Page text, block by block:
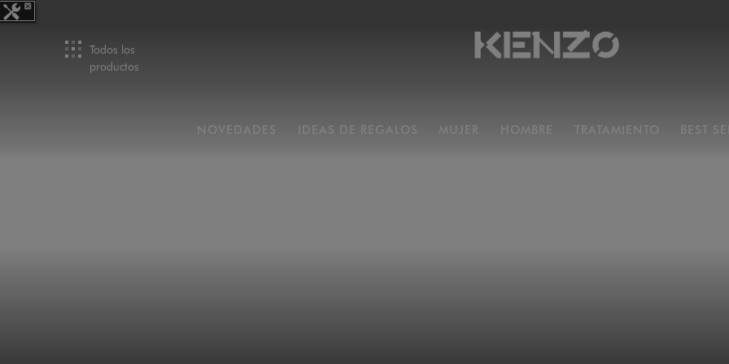
Todos los
productos
NOVEDADES IDEAS DE REGALOS MUJER HOMBRE TRATAMIENTO BEST